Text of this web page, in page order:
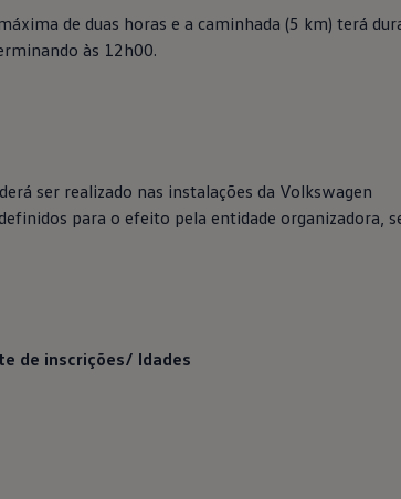
de duas horas e a caminhada (5 km) terá
às 12h00.
ser realizado nas instalações da Volkswagen
para o efeito pela entidade organizadora,
de inscrições/ Idades